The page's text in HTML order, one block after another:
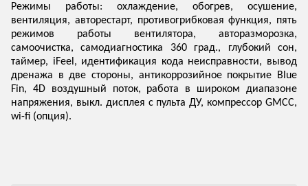
Режимы работы: охлаждение, обогрев, осушение,
вентиляция, авторестарт, противогрибковая функция, пять
режимов работы вентилятора, авторазморозка,
самоочистка, самодиагностика 360 град., глубокий сон,
таймер, iFeel, идентификация кода неисправности, вывод
дренажа в две стороны, антикоррозийное покрытие Blue
Fin, 4D воздушный поток, работа в широком диапазоне
напряжения, выкл. дисплея с пульта ДУ, компрессор GMCC,
wi-fi (опция).